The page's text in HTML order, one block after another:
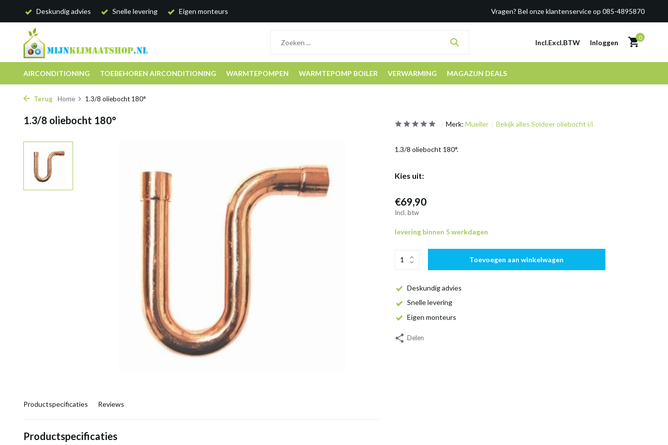
Deskundig advies Snelle levering Eigen monteurs Vragen? Bel onze klantenservice op 085-4895870
Incl.Excl.BTW Inloggen
0
AIRCONDITIONING TOEBEHOREN AIRCONDITIONING WARMTEPOMPEN WARMTEPOMP BOILER VERWARMING MAGAZIJN DEALS
Terug Home 1.3/8 oliebocht 180°
1.3/8 oliebocht 180°
Productspecificaties Reviews
Productspecificaties
Merk: Mueller Bekijk alles Soldeer oliebocht i/i
1.3/8 oliebocht 180°.
Kies uit:
€69,90
Incl. btw
levering binnen 5 werkdagen
Toevoegen aan winkelwagen
Deskundig advies
Snelle levering
Eigen monteurs
Delen